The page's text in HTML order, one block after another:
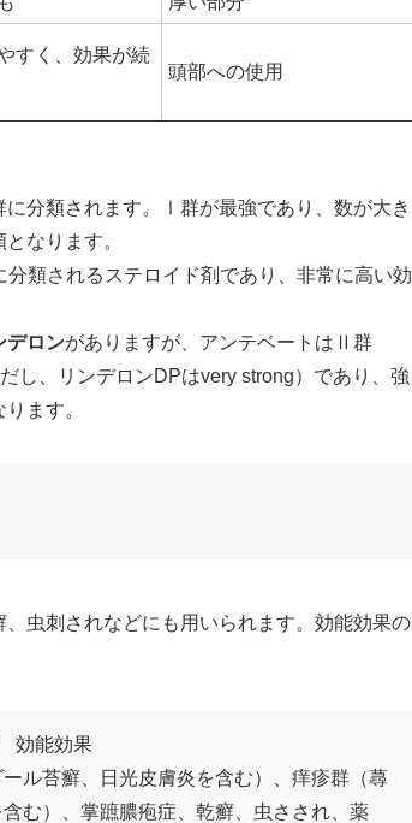
すく、効果が続
頭部への使用
分類されます。Ⅰ群が最強であり、数が大き
なります。
分類されるステロイド剤であり、非常に高い効
デロンがありますが、アンテベートはⅡ群
し、リンデロンDPはvery strong）であり、強
ます。
虫刺されなどにも用いられます。効能効果の
効能効果
ル苔癬、日光皮膚炎を含む）、痒疹群（蕁
む）、掌蹠膿疱症、乾癬、虫さされ、薬